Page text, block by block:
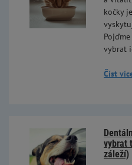
kočky
vybrat
Číst
vybrat
záleží)